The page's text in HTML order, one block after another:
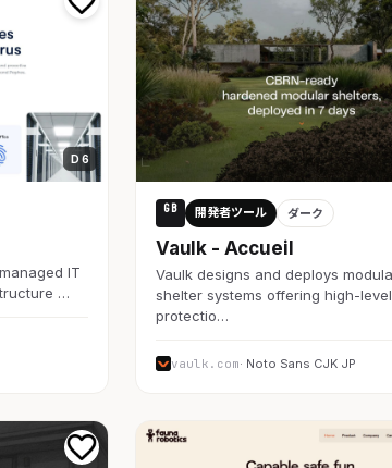
D 6
IT
…
GB 開発者ツール ダーク
Vaulk - Accueil
Vaulk designs and deploys
shelter systems offering high-level
protectio…
vaulk.com· Noto Sans CJK JP